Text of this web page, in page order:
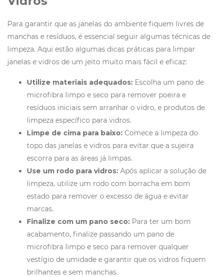
Para garantir que as janelas do ambiente fiquem livres de
manchas e resíduos, é essencial seguir algumas técnicas de
limpeza. Aqui estão algumas dicas práticas para limpar
janelas e vidros de um jeito muito mais fácil e eficaz:
Utilize materiais adequados: Escolha um pano de
microfibra limpo e seco para remover poeira e
resíduos iniciais sem arranhar o vidro, e produtos de
limpeza específico para vidros.
Limpe de cima para baixo: Comece a limpeza do
topo das janelas e vidros para evitar que a sujeira
escorra para as áreas já limpas.
Use um rodo para vidros: Após aplicar a solução de
limpeza, utilize um rodo com borracha em bom
estado para remover o excesso de água e evitar
marcas.
Finalize com um pano seco: Para ter um bom
acabamento, finalize passando um pano de
microfibra limpo e seco para remover qualquer
vestígio de umidade e garantir que os vidros fiquem
brilhantes e sem manchas.